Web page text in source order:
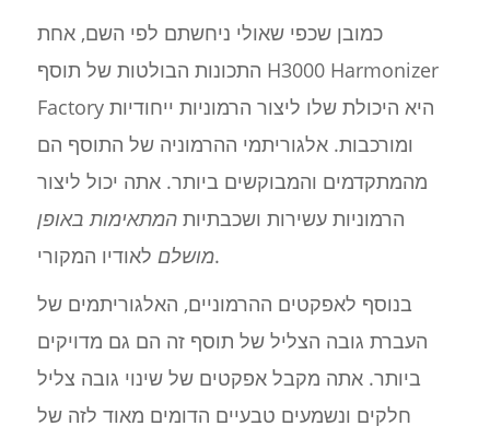
כמובן שכפי שאולי ניחשתם לפי השם, אחת
התכונות הבולטות של תוסף H3000 Harmonizer
Factory היא היכולת שלו ליצור הרמוניות ייחודיות
ומורכבות. אלגוריתמי ההרמוניה של התוסף הם
מהמתקדמים והמבוקשים ביותר. אתה יכול ליצור
הרמוניות עשירות ושכבתיותהמתאימות באופן
מושלםלאודיו המקורי.
בנוסף לאפקטים ההרמוניים, האלגוריתמים של
העברת גובה הצליל של תוסף זה הם גם מדויקים
ביותר. אתה מקבל אפקטים של שינוי גובה צליל
חלקים ונשמעים טבעיים הדומים מאוד לזה של